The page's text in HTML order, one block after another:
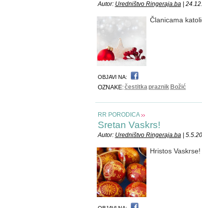
Autor: Uredništvo Ringeraja.ba|
Članicama
OBJAVI NA:
OZNAKE:čestitka praznik Božić
RR PORODICA
Sretan Vaskrs!
Autor: Uredništvo Ringeraja.ba|
Hristos Vaskrse!